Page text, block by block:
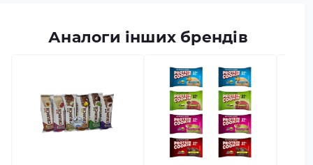
Аналоги інших брендів